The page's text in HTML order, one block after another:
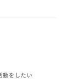
動をしたい